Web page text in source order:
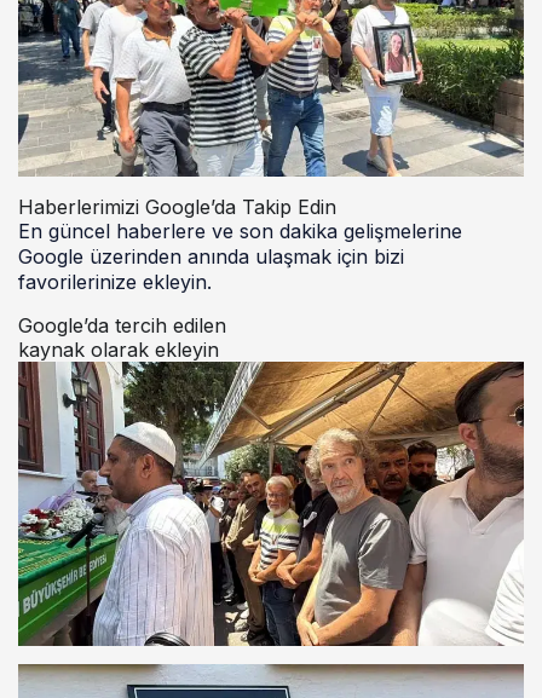
Haberlerimizi Google’da Takip Edin
En güncel haberlere ve son dakika gelişmelerine
Google üzerinden anında ulaşmak için bizi
favorilerinize ekleyin.
Google’da tercih edilen
kaynak olarak ekleyin